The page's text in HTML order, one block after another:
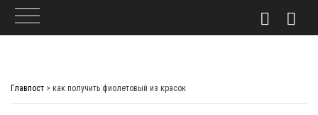
Главпост > как получить фиолетовый из красок